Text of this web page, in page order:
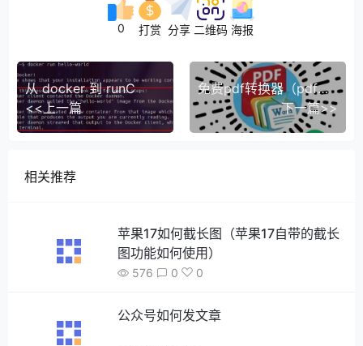
0 打赏 分享 二维码 海报
从 docker 到 runC
<<上一篇
免费pdf转换器（pdf转word，互转）
下一篇>>
相关推荐
苹果17如何截长图（苹果17自带的截长
图功能如何使用）
576 0 0
公众号如何发文章